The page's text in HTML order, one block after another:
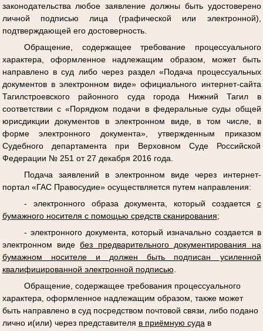
законодательства любое заявление должны быть удостоверено
личной подписью лица (графической или электронной),
подтверждающей его достоверность.
Обращение, содержащее требование процессуального
характера, оформленное надлежащим образом, может быть
направлено в суд либо через раздел «Подача процессуальных
документов в электронном виде» официального интернет-сайта
Тагилстроевского районного суда города Нижний Тагил в
соответствии с «Порядком подачи в федеральные суды общей
юрисдикции документов в электронном виде, в том числе, в
форме электронного документа», утвержденным приказом
Судебного департамента при Верховном Суде Российской
Федерации № 251 от 27 декабря 2016 года.
Подача заявлений в электронном виде через интернет-
портал «ГАС Правосудие» осуществляется путем направления:
- электронного образа документа, который создается с
бумажного носителя с помощью средств сканирования;
- электронного документа, который изначально создается в
электронном видебез предварительного документирования на
бумажном носителе и должен быть подписан усиленной
квалифицированной электронной подписью
Обращение, содержащее требования процессуального
характера, оформленное надлежащим образом, также может
быть направлено в суд посредством почтовой связи, либо подано
лично и(или) через представителя в приёмную суда в